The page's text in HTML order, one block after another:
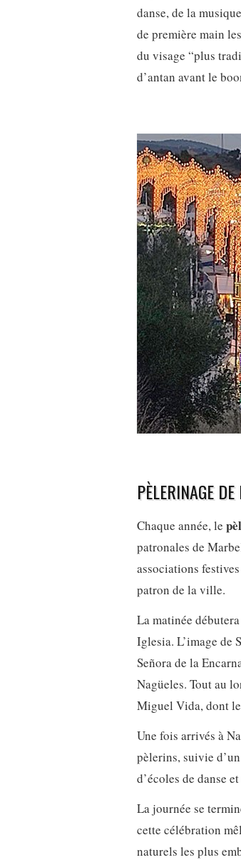
danse, de la
de première main
du visage “plus
d’antan avant le
PÈLERINAGE
Chaque année, le
patronales de
associations
patron de la ville.
La matinée
Iglesia. L’image de
Señora de la
Nagüeles. Tout au
Miguel Vida, dont
Une fois arrivés à
pèlerins, suivie
d’écoles de danse
La journée se
cette célébration
naturels les plus